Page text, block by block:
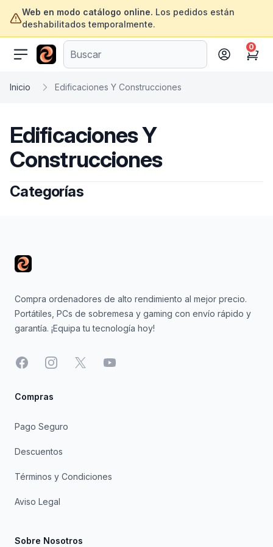
Web en modo catálogo online. Los pedidos están
deshabilitados temporalmente.
ofertasinformatica.com
Cart
0
Inicio Edificaciones Y Construcciones
Edificaciones Y
Construcciones
Categorías
Compra ordenadores de alto rendimiento al mejor precio.
Portátiles, PCs de sobremesa y gaming con envío rápido y
garantía. ¡Equipa tu tecnología hoy!
FacebookInstagram
X YouTube
Compras
Pago Seguro
Descuentos
Términos y Condiciones
Aviso Legal
Sobre Nosotros